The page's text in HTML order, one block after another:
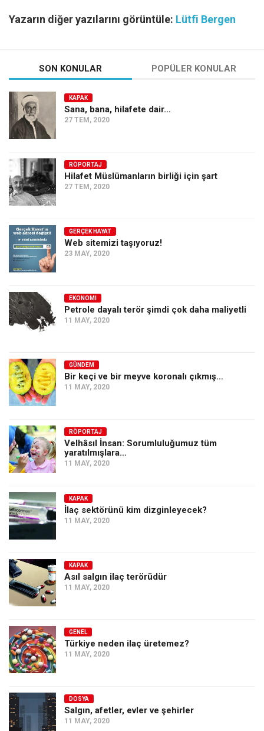
Yazarın diğer yazılarını görüntüle: Lütfi Bergen
SON KONULAR POPÜLER KONULAR
KAPAK
Sana, bana, hilafete dair…
27 TEM, 2020
RÖPORTAJ
Hilafet Müslümanların birliği için şart
27 TEM, 2020
GERÇEK HAYAT
Web sitemizi taşıyoruz!
23 MAY, 2020
EKONOMI
Petrole dayalı terör şimdi çok daha maliyetli
11 MAY, 2020
GÜNDEM
Bir keçi ve bir meyve koronalı çıkmış…
11 MAY, 2020
RÖPORTAJ
Velhâsıl İnsan: Sorumluluğumuz tüm
yaratılmışlara…
11 MAY, 2020
KAPAK
İlaç sektörünü kim dizginleyecek?
11 MAY, 2020
KAPAK
Asıl salgın ilaç terörüdür
11 MAY, 2020
GENEL
Türkiye neden ilaç üretemez?
11 MAY, 2020
DOSYA
Salgın, afetler, evler ve şehirler
11 MAY, 2020